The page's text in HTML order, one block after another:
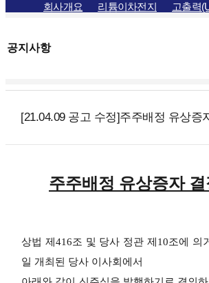
회사개요 리튬이차전지 고출력
공지사항
[21.04.09 공고 수정]주주배정 유상증
주주배정 유상증자
상법 제 416조 및 당사 정관 제 10조에 의
일 개최된 당사 이사회에서